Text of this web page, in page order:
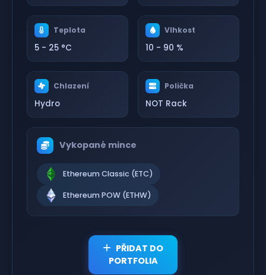
Teplota
5 - 25 °C
Vlhkost
10 - 90 %
Chlazení
Hydro
Polička
NOT Rack
Vykopané mince
Ethereum Classic (ETC)
Ethereum POW (ETHW)
PŘIDAT DO
PORTFOLIA